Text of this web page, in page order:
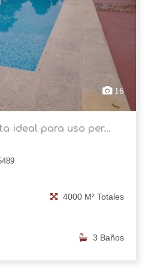
16
ideal para uso per...
4000 M² Totales
3 Baños